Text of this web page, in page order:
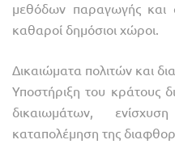
μεθόδων παραγωγής και
καθαροί δημόσιοι χώροι.
Δικαιώματα πολιτών και
Υποστήριξη του κράτους
δικαιωμάτων,
καταπολέμηση της